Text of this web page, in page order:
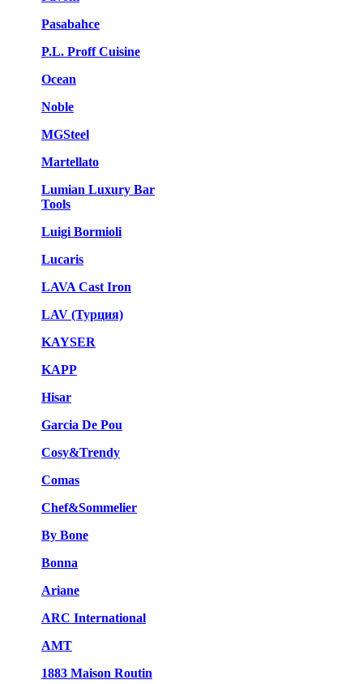
Pasabahce
P.L. Proff Cuisine
Ocean
Noble
MGSteel
Martellato
Lumian Luxury Bar
Tools
Luigi Bormioli
Lucaris
LAVA Cast Iron
LAV (Турция)
KAYSER
KAPP
Hisar
Garcia De Pou
Cosy&Trendy
Comas
Chef&Sommelier
By Bone
Bonna
Ariane
ARC International
AMT
1883 Maison Routin